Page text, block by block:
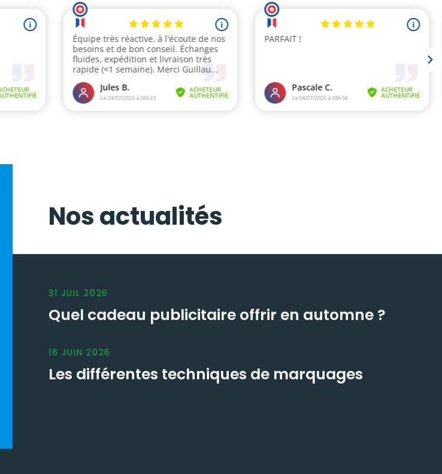
Nos actualités
31 JUIL 2026
Quel cadeau publicitaire offrir en automne ?
16 JUIN 2026
Les différentes techniques de marquages